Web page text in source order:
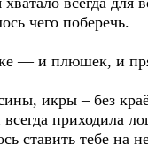
чего поберечь.
— и плюшек, и
икры – без
приходила
ставить тебе на